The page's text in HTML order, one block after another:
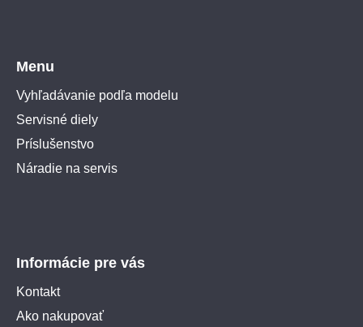
Menu
Vyhľadávanie podľa modelu
Servisné diely
Príslušenstvo
Náradie na servis
Informácie pre vás
Kontakt
Ako nakupovať